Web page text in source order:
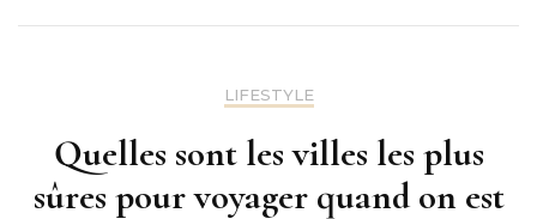
LIFESTYLE
Quelles sont les villes les plus
sûres pour voyager quand on est